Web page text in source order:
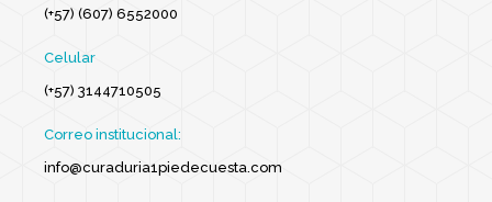
(+57) (607) 6552000
Celular
(+57) 3144710505
Correo institucional:
info@curaduria1piedecuesta.com